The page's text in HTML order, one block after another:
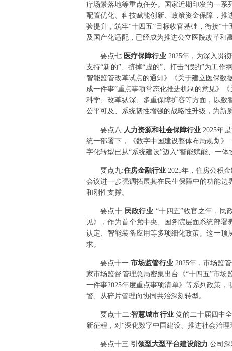
疗场景落地等重点任务。国家近期印发的一
配置优化、科技赋能创新、政策资金保障，
验提升，筑牢“十四五”目标收官基础，衔接“
及国产化适配，已经成为推进公立医院改革和
要点七: 医疗保障行业 2025年，为深入贯
支持“新的”、挤掉“虚的”、打击“假的”为工
智能监管改革试点的通知》《关于建立医保数
成一件事”重点事项常态化推进机制的意见》
科学、改革纵深、多重保障扩容等方面，以数
公平可及、系统韧性增强的战略性升级，为新
要点 八 : 人力资源和社会保障行业2025年
统一部署下，《数字中国建设整体布局规划
字化转型已从“系统建设”迈入“智能赋能、一
要点九:住房金融行业 2025年，住房公积
会议进一步强调拓展其在民生保障中的功能边
和刚性支撑。
要点十: 民政行业 “十四五”收官之年，民
见》，作为首个党中央、国务院层面系统部
认定、智能装备应用等多项细化政策。这一
求。
要点十一:市场监管行业 2025年，市场监
家市场监督管理总局密集出台《“十四五”市
一件事2025年度重点事项清单》等系列政策
警、从碎片管理向协同共治深刻转型。
要点十二:智慧城市行业 党的二十届四中
新征程，对“深化数字中国建设、推进社会治
要点十三:引领型大型平台建设能力 公司